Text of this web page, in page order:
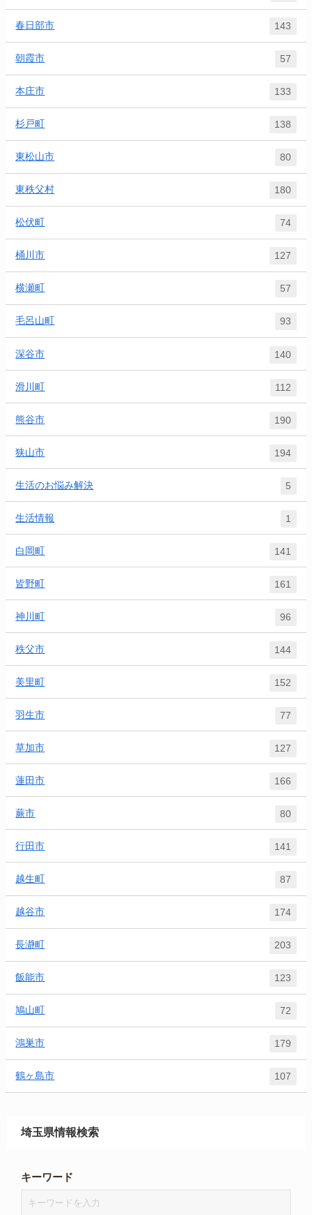
春日部市 143
朝霞市 57
本庄市 133
杉戸町 138
東松山市 80
東秩父村 180
松伏町 74
桶川市 127
横瀬町 57
毛呂山町 93
深谷市 140
滑川町 112
熊谷市 190
狭山市 194
生活のお悩み解決 5
生活情報 1
白岡町 141
皆野町 161
神川町 96
秩父市 144
美里町 152
羽生市 77
草加市 127
蓮田市 166
蕨市 80
行田市 141
越生町 87
越谷市 174
長瀞町 203
飯能市 123
鳩山町 72
鴻巣市 179
鶴ヶ島市 107
埼玉県情報検索
キーワード